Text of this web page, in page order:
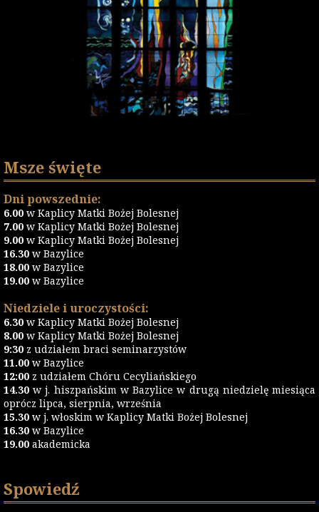
Msze święte
Dni powszednie:
6.00 w Kaplicy Matki Bożej Bolesnej
7.00 w Kaplicy Matki Bożej Bolesnej
9.00 w Kaplicy Matki Bożej Bolesnej
16.30 w Bazylice
18.00 w Bazylice
19.00 w Bazylice
Niedziele i uroczystości:
6.30 w Kaplicy Matki Bożej Bolesnej
8.00 w Kaplicy Matki Bożej Bolesnej
9:30 z udziałem braci seminarzystów
11.00 w Bazylice
12:00 z udziałem Chóru Cecyliańskiego
14.30 w j. hiszpańskim w Bazylice w drugą niedzielę miesiąca
oprócz lipca, sierpnia, września
15.30 w j. włoskim w Kaplicy Matki Bożej Bolesnej
16.30 w Bazylice
19.00 akademicka
Spowiedź